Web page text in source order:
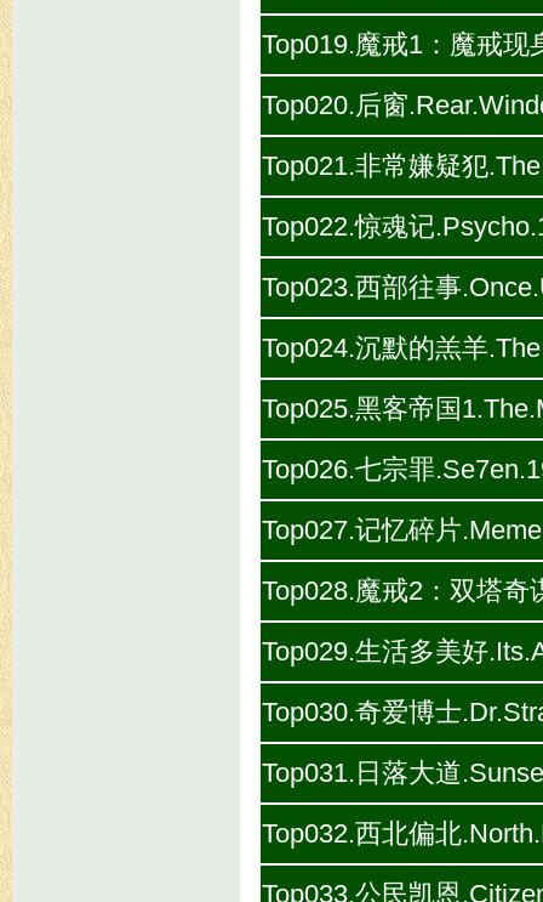
Top019.魔戒1：魔戒现
Top020.后窗
Top021.非常嫌疑犯
Top022.惊魂记
Top023.西部往事
Top024.沉默的羔羊
Top025.黑客帝国
Top026.七宗罪
Top027.记忆碎片
Top028.魔戒2：双塔奇
Top029.生活多美好
Top030.奇爱博士
Top031.日落大道
Top032.西北偏北
Top033.公民凯恩